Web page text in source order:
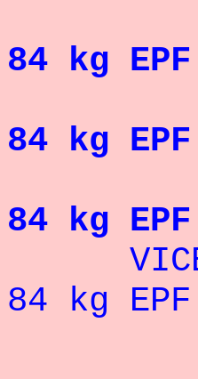
84 kg
84 kg
84 kg
VICE-
84 kg